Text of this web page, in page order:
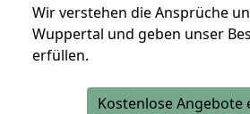
Wir verstehen die Ansprüche
Wuppertal und geben unser
erfüllen.
Kostenlose Angebote